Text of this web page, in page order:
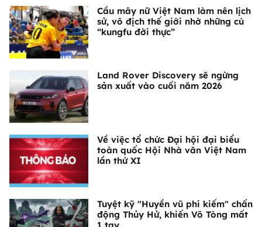
Cầu mây nữ Việt Nam làm nên lịch
sử, vô địch thế giới nhờ những cú
“kungfu đời thực”
Land Rover Discovery sẽ ngừng
sản xuất vào cuối năm 2026
Về việc tổ chức Đại hội đại biểu
toàn quốc Hội Nhà văn Việt Nam
lần thứ XI
Tuyệt kỹ "Huyền vũ phi kiếm" chấn
động Thủy Hử, khiến Võ Tòng mất